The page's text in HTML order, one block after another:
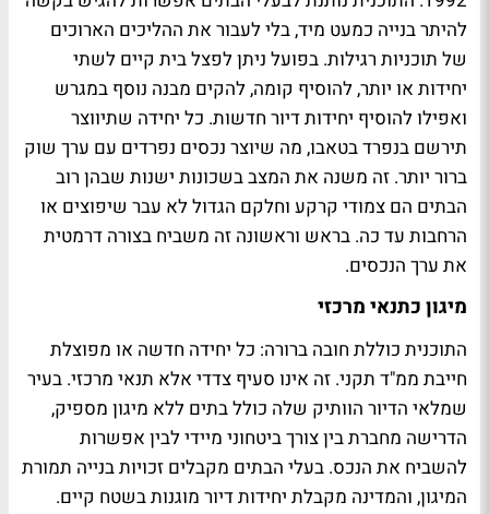
להיתר בנייה כמעט מיד, בלי לעבור את ההליכים הארוכים
של תוכניות רגילות. בפועל ניתן לפצל בית קיים לשתי
יחידות או יותר, להוסיף קומה, להקים מבנה נוסף במגרש
ואפילו להוסיף יחידות דיור חדשות. כל יחידה שתיווצר
תירשם בנפרד בטאבו, מה שיוצר נכסים נפרדים עם ערך שוק
ברור יותר. זה משנה את המצב בשכונות ישנות שבהן רוב
הבתים הם צמודי קרקע וחלקם הגדול לא עבר שיפוצים או
הרחבות עד כה. בראש וראשונה זה משביח בצורה דרמטית
את ערך הנכסים.
מיגון כתנאי מרכזי
התוכנית כוללת חובה ברורה: כל יחידה חדשה או מפוצלת
חייבת ממ"ד תקני. זה אינו סעיף צדדי אלא תנאי מרכזי. בעיר
שמלאי הדיור הוותיק שלה כולל בתים ללא מיגון מספיק,
הדרישה מחברת בין צורך ביטחוני מיידי לבין אפשרות
להשביח את הנכס. בעלי הבתים מקבלים זכויות בנייה תמורת
המיגון, והמדינה מקבלת יחידות דיור מוגנות בשטח קיים.